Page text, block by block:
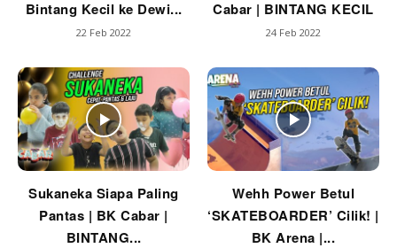
Bintang Kecil ke Dewi...
22 Feb 2022
Cabar | BINTANG KECIL
24 Feb 2022
Sukaneka Siapa Paling
Pantas | BK Cabar |
BINTANG...
Wehh Power Betul
‘SKATEBOARDER’ Cilik! |
BK Arena |...